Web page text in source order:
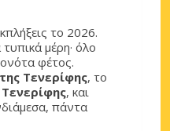
το 2026.
μέρη· όλο
φέτος.
Τενερίφης, το
, και
πάντα